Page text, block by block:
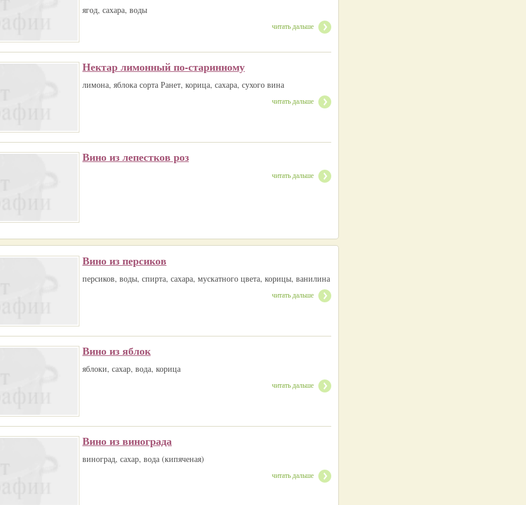
ягод, сахара, воды
читать дальше
Нектар лимонный по-старинному
лимона, яблока сорта Ранет, корица, сахара, сухого вина
читать дальше
Вино из лепестков роз
читать дальше
Вино из персиков
персиков, воды, спирта, сахара, мускатного цвета, корицы, ванилина
читать дальше
Вино из яблок
яблоки, сахар, вода, корица
читать дальше
Вино из винограда
виноград, сахар, вода (кипяченая)
читать дальше